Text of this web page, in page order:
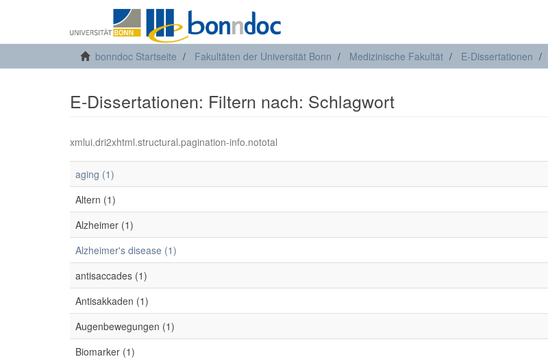
bonndoc Startseite Fakultäten der Universität Bonn Medizinische Fakultät E-Dissertationen
E-Dissertationen: Filtern nach: Schlagwort
xmlui.dri2xhtml.structural.pagination-info.nototal
aging (1)
Altern (1)
Alzheimer (1)
Alzheimer's disease (1)
antisaccades (1)
Antisakkaden (1)
Augenbewegungen (1)
Biomarker (1)